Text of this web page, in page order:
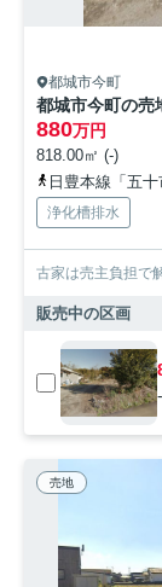
都城市今町
都城市今町の売
880万円
818.00㎡ (-)
日豊本線「五
浄化槽排水
古家は売主負担で
販売中の区画
売地